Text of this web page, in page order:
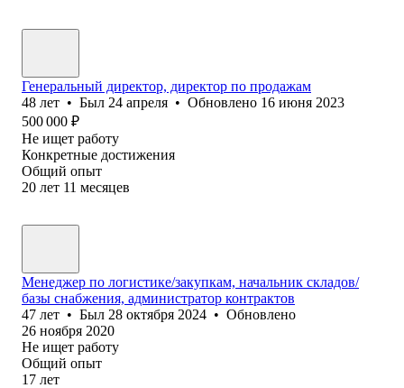
Генеральный директор, директор по продажам
48 лет • Был 24 апреля • Обновлено 16 июня 2023
500 000 ₽
Не ищет работу
Конкретные достижения
Общий опыт
20 лет 11 месяцев
Менеджер по логистике/закупкам, начальник складов/
базы снабжения, администратор контрактов
47 лет • Был 28 октября 2024 • Обновлено
26 ноября 2020
Не ищет работу
Общий опыт
17 лет